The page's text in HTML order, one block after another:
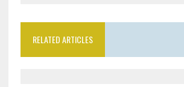
RELATED ARTICLES